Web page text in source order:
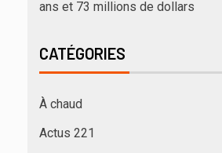
ans et 73 millions de dollars
CATÉGORIES
À chaud
Actus 221